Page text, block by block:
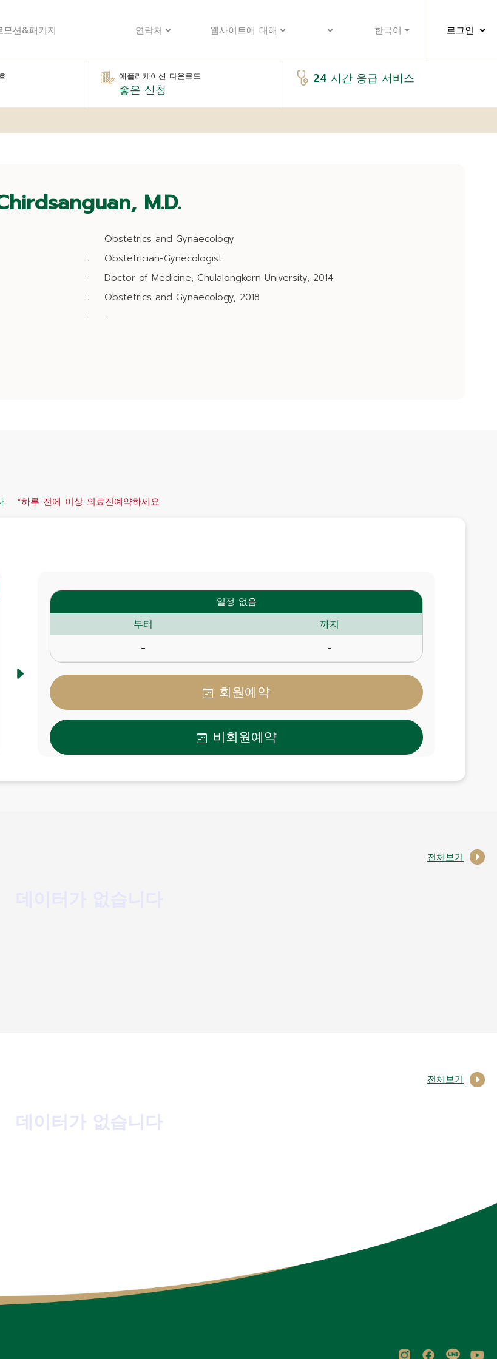
모션&패키지 연락처 웹사이트에 대해 한국어 로그인
애플리케이션 다운로드
좋은 신청
24 시간 응급 서비스
M.D.
Obstetrics and Gynaecology
:
Obstetrician-Gynecologist
:
Doctor of Medicine, Chulalongkorn University, 2014
:
Obstetrics and Gynaecology, 2018
: -
. *하루 전에 이상 의료진예약하세요
일정 없음
부터 까지
- -
회원예약
비회원예약
전체보기
전체보기
데이터가 없습니다